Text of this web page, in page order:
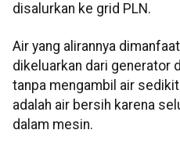
disalurkan ke grid PLN.
Air yang alirannya
dikeluarkan dari generator
tanpa mengambil air
adalah air bersih karena
dalam mesin.